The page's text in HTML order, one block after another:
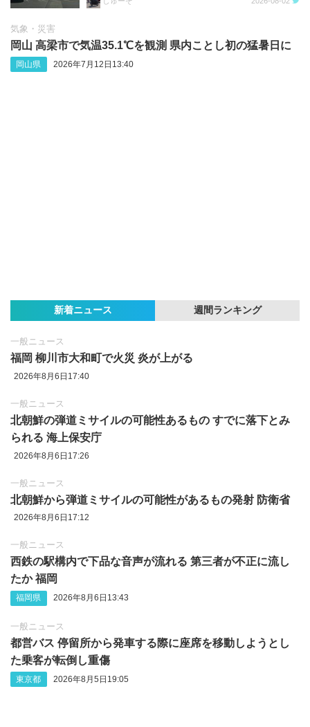
気象・災害
岡山 高梁市で気温35.1℃を観測 県内ことし初の猛暑日に
岡山県 2026年7月12日13:40
新着ニュース 週間ランキング
一般ニュース
福岡 柳川市大和町で火災 炎が上がる
2026年8月6日17:40
一般ニュース
北朝鮮の弾道ミサイルの可能性あるもの すでに落下とみ
られる 海上保安庁
2026年8月6日17:26
一般ニュース
北朝鮮から弾道ミサイルの可能性があるもの発射 防衛省
2026年8月6日17:12
一般ニュース
西鉄の駅構内で下品な音声が流れる 第三者が不正に流し
たか 福岡
福岡県 2026年8月6日13:43
一般ニュース
都営バス 停留所から発車する際に座席を移動しようとし
た乗客が転倒し重傷
東京都 2026年8月5日19:05